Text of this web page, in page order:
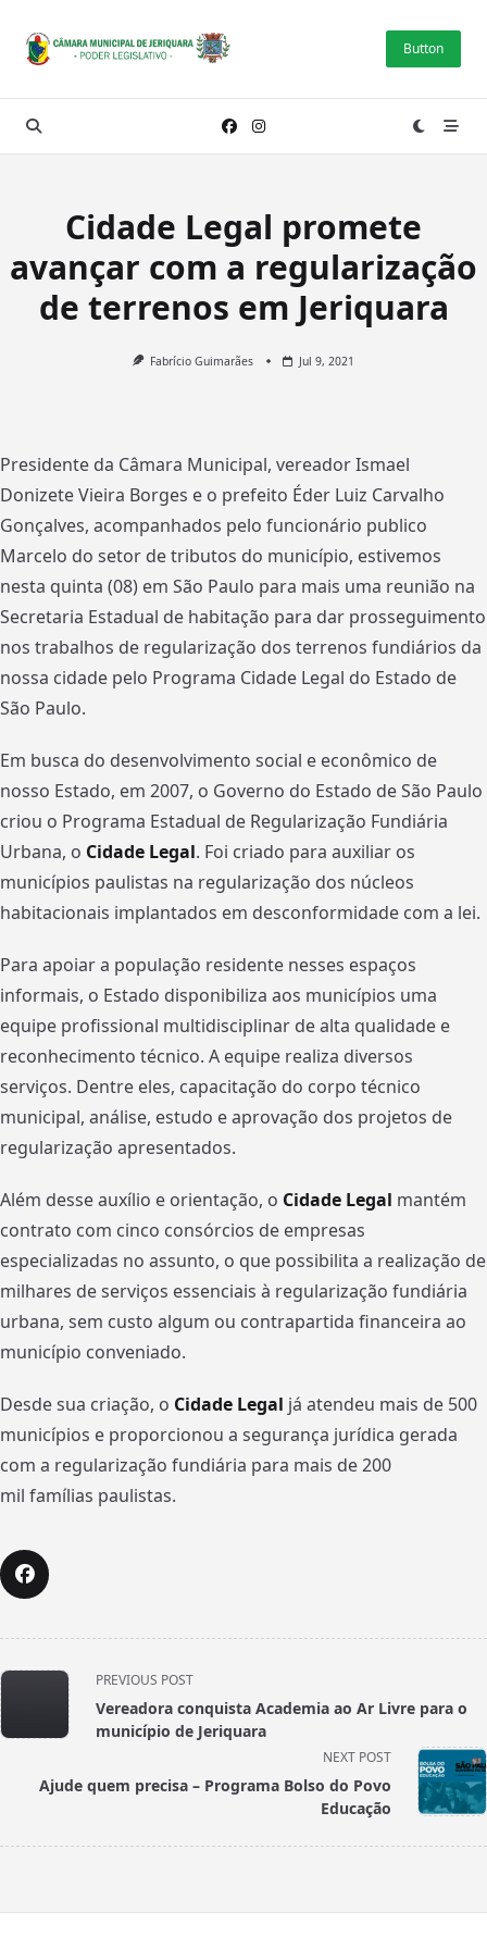
content
Button
Cidade Legal promete
avançar com a regularização
de terrenos em Jeriquara
Fabrício Guimarães Jul 9, 2021
Presidente da Câmara Municipal, vereador Ismael
Donizete Vieira Borges e o prefeito Éder Luiz Carvalho
Gonçalves, acompanhados pelo funcionário publico
Marcelo do setor de tributos do município, estivemos
nesta quinta (08) em São Paulo para mais uma reunião na
Secretaria Estadual de habitação para dar prosseguimento
nos trabalhos de regularização dos terrenos fundiários da
nossa cidade pelo Programa Cidade Legal do Estado de
São Paulo.
Em busca do desenvolvimento social e econômico de
nosso Estado, em 2007, o Governo do Estado de São Paulo
criou o Programa Estadual de Regularização Fundiária
Urbana, o Cidade Legal. Foi criado para auxiliar os
municípios paulistas na regularização dos núcleos
habitacionais implantados em desconformidade com a lei.
Para apoiar a população residente nesses espaços
informais, o Estado disponibiliza aos municípios uma
equipe profissional multidisciplinar de alta qualidade e
reconhecimento técnico. A equipe realiza diversos
serviços. Dentre eles, capacitação do corpo técnico
municipal, análise, estudo e aprovação dos projetos de
regularização apresentados.
Além desse auxílio e orientação, o Cidade Legal mantém
contrato com cinco consórcios de empresas
especializadas no assunto, o que possibilita a realização de
milhares de serviços essenciais à regularização fundiária
urbana, sem custo algum ou contrapartida financeira ao
município conveniado.
Desde sua criação, o Cidade Legal já atendeu mais de 500
municípios e proporcionou a segurança jurídica gerada
com a regularização fundiária para mais de 200
mil famílias paulistas.
<span
class="nav-
subtitle
reader-
PREVIOUS POST
Vereadora conquista Academia ao Ar Livre para o
município de Jeriquara
NEXT POST
Ajude quem precisa – Programa Bolso do Povo
Educação